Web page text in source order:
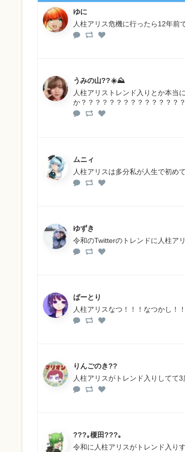
ゆに
人柱アリス危機に行ったら12年前
うみの山??☀️⛰
人柱アリストレンド入りとか本当
か？？？？？？？？？？？？？？
ムニィ
人柱アリスは多分私が人生で初め
ゆずき
令和のTwitterのトレンドに人柱ア
ばーとり
人柱アリスなつ！！！なつかし
りんごのき??
人柱アリスがトレンド入りしてて3
???｡榎田???｡
令和に人柱アリスがトレンド入